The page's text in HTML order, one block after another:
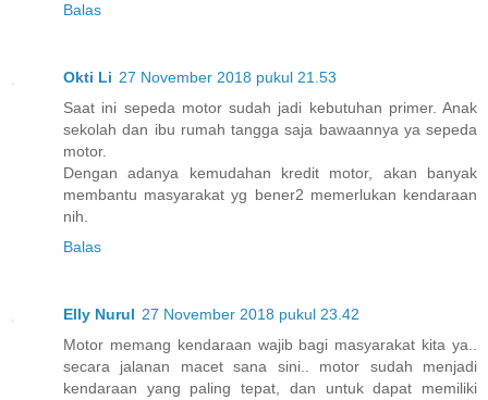
Balas
Okti Li 27 November 2018 pukul 21.53
Saat ini sepeda motor sudah jadi kebutuhan primer. Anak
sekolah dan ibu rumah tangga saja bawaannya ya sepeda
motor.
Dengan adanya kemudahan kredit motor, akan banyak
membantu masyarakat yg bener2 memerlukan kendaraan
nih.
Balas
Elly Nurul 27 November 2018 pukul 23.42
Motor memang kendaraan wajib bagi masyarakat kita ya..
secara jalanan macet sana sini.. motor sudah menjadi
kendaraan yang paling tepat, dan untuk dapat memiliki